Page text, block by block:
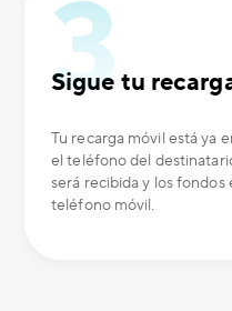
Sigue tu
Tu recarga móvil está ya
el teléfono del
será recibida y los fondos
teléfono móvil.